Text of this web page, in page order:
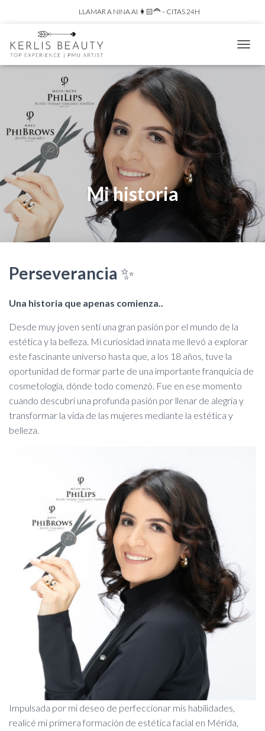
LLAMAR A NINA AI 👩🏻‍🦰 – CITAS 24H
A
E
N
A
V
E
G
Mi historia
Perseverancia ✨
Una historia que apenas comienza..
Desde muy joven sentí una gran pasión por el mundo de la
estética y la belleza. Mi curiosidad innata me llevó a explorar
este fascinante universo hasta que, a los 18 años, tuve la
oportunidad de formar parte de una importante franquicia de
cosmetología, dónde todo comenzó. Fue en ese momento
cuando descubrí una profunda pasión por llenar de alegría y
transformar la vida de las mujeres mediante la estética y
belleza.
Impulsada por mi deseo de perfeccionar mis habilidades,
realicé mi primera formación de estética facial en Mérida,